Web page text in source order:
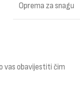
Oprema za snagu
vas obavijestiti čim